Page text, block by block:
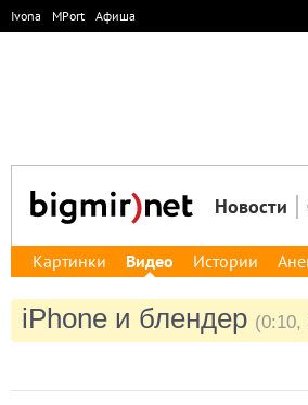
Ivona MPort Афиша
Новости
Картинки Видео Истории
iPhone и блендер